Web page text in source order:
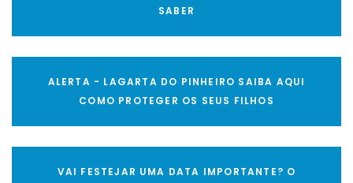
SABER
ALERTA - LAGARTA DO PINHEIRO SAIBA AQUI
COMO PROTEGER OS SEUS FILHOS
VAI FESTEJAR UMA DATA IMPORTANTE? O